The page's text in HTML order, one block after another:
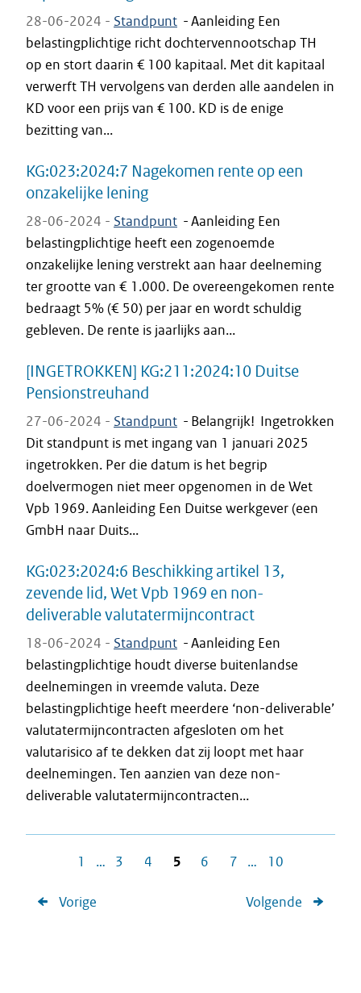
28-06-2024 - Standpunt -Aanleiding Een
belastingplichtige richt dochtervennootschap TH
op en stort daarin € 100 kapitaal. Met dit kapitaal
verwerft TH vervolgens van derden alle aandelen in
KD voor een prijs van € 100. KD is de enige
bezitting van...
KG:023:2024:7 Nagekomen rente op een
onzakelijke lening
28-06-2024 - Standpunt -Aanleiding Een
belastingplichtige heeft een zogenoemde
onzakelijke lening verstrekt aan haar deelneming
ter grootte van € 1.000. De overeengekomen rente
bedraagt 5% (€ 50) per jaar en wordt schuldig
gebleven. De rente is jaarlijks aan...
[INGETROKKEN] KG:211:2024:10 Duitse
Pensionstreuhand
27-06-2024 - Standpunt - Belangrijk! Ingetrokken
Dit standpunt is met ingang van 1 januari 2025
ingetrokken. Per die datum is het begrip
doelvermogen niet meer opgenomen in de Wet
Vpb 1969. Aanleiding Een Duitse werkgever (een
GmbH naar Duits...
KG:023:2024:6 Beschikking artikel 13,
zevende lid, Wet Vpb 1969 en non-
deliverable valutatermijncontract
18-06-2024 - Standpunt -Aanleiding Een
belastingplichtige houdt diverse buitenlandse
deelnemingen in vreemde valuta. Deze
belastingplichtige heeft meerdere ‘non-deliverable’
valutatermijncontracten afgesloten om het
valutarisico af te dekken dat zij loopt met haar
deelnemingen. Ten aanzien van deze non-
deliverable valutatermijncontracten...
Vorige
1 … 3 4 5 6 7 … 10
Volgende